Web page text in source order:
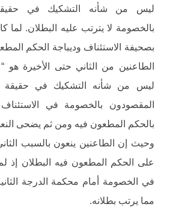
ليس من شأنه التشكيك في
بالخصومة لا يترتب عليه البطلان. لما
بصحيفة الاستئناف وديباجة الحكم
الطاعنين من الثاني حتى الأخيرة
ليس من شأنه التشكيك في حقيقة
المقصودون بالخصومة في
بالحكم المطعون فيه ومن ثم يضحى
وحيث إن الطاعنين ينعون بالسبب
على الحكم المطعون فيه البطلان إذ لم
في الخصومة أمام محكمة الدرجة
مما يرتب بطلانه.